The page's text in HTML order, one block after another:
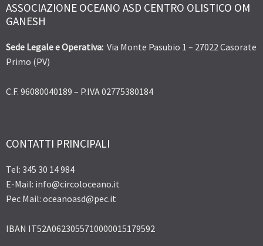
ASSOCIAZIONE OCEANO ASD CENTRO OLISTICO OM
GANESH
Sede Legale e Operativa: Via Monte Pasubio 1 – 27022 Casorate
Primo (PV)
C.F. 96080040189 – P.IVA 02775380184
CONTATTI PRINCIPALI
Tel: 345 30 14 984
E-Mail: info@circoloceano.it
Pec Mail: oceanoasd@pec.it
IBAN IT52A0623055710000015179592